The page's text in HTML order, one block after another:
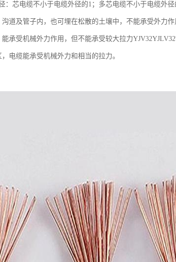
：芯电缆不小于电缆外径的1；多芯电缆不小于电缆外
道及管子内，也可埋在松散的土壤中，不能承受外力
承受机械外力作用，但不能承受较大拉力
电缆能承受机械外力和相当的拉力。